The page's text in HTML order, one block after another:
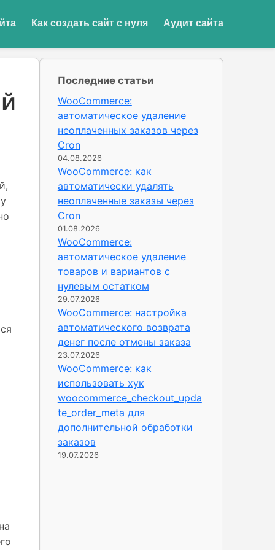
Как создать сайт с нуля Аудит сайта
Последние статьи
WooCommerce:
автоматическое удаление
неоплаченных заказов через
Cron
04.08.2026
WooCommerce: как
автоматически удалять
неоплаченные заказы через
Cron
01.08.2026
WooCommerce:
автоматическое удаление
товаров и вариантов с
нулевым остатком
29.07.2026
WooCommerce: настройка
автоматического возврата
денег после отмены заказа
23.07.2026
WooCommerce: как
использовать хук
woocommerce_checkout_upda
te_order_meta для
дополнительной обработки
заказов
19.07.2026